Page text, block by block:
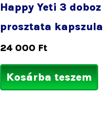
Happy Yeti 3 doboz
prosztata kapszula
24 000 Ft
Kosárba teszem